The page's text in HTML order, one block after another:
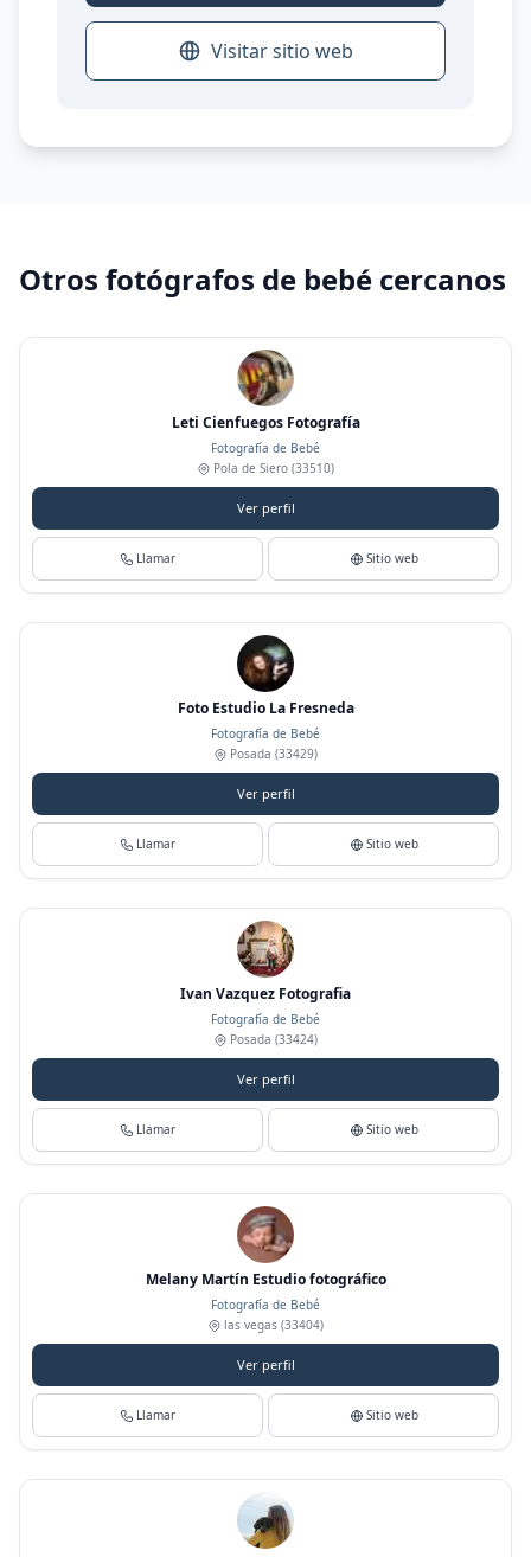
Visitar sitio web
Otros fotógrafos de bebé cercanos
Leti Cienfuegos Fotografía
Fotografía de Bebé
Pola de Siero (33510)
Ver perfil
Llamar Sitio web
Foto Estudio La Fresneda
Fotografía de Bebé
Posada (33429)
Ver perfil
Llamar Sitio web
Ivan Vazquez Fotografia
Fotografía de Bebé
Posada (33424)
Ver perfil
Llamar Sitio web
Melany Martín Estudio fotográfico
Fotografía de Bebé
las vegas (33404)
Ver perfil
Llamar Sitio web